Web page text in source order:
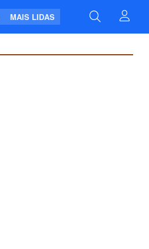
MAIS LIDAS